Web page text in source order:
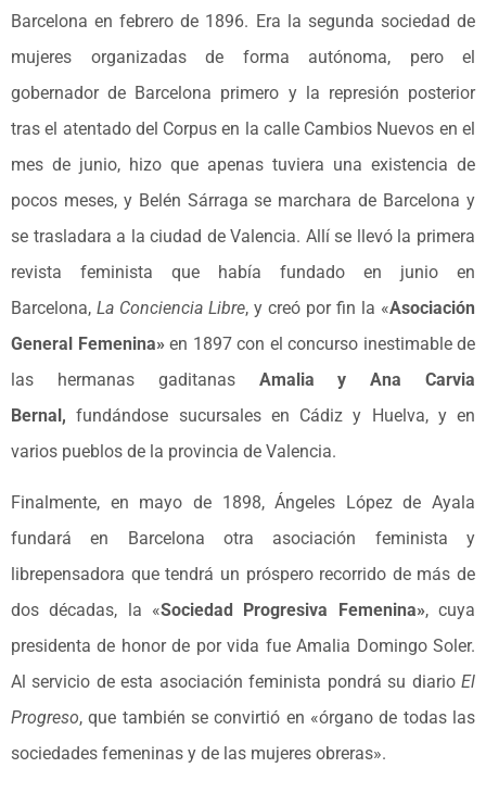
Barcelona en febrero de 1896. Era la segunda sociedad de
mujeres organizadas de forma autónoma, pero el
gobernador de Barcelona primero y la represión posterior
tras el atentado del Corpus en la calle Cambios Nuevos en el
mes de junio, hizo que apenas tuviera una existencia de
pocos meses, y Belén Sárraga se marchara de Barcelona y
se trasladara a la ciudad de Valencia. Allí se llevó la primera
revista feminista que había fundado en junio en
Barcelona, La Conciencia Libre, y creó por fin la «Asociación
General Femenina»en 1897 con el concurso inestimable de
las hermanas gaditanas Amalia y Ana Carvia
Bernal,fundándose sucursales en Cádiz y Huelva, y en
varios pueblos de la provincia de Valencia.
Finalmente, en mayo de 1898, Ángeles López de Ayala
fundará en Barcelona otra asociación feminista y
librepensadora que tendrá un próspero recorrido de más de
dos décadas, la «Sociedad Progresiva Femenina», cuya
presidenta de honor de por vida fue Amalia Domingo Soler.
Al servicio de esta asociación feminista pondrá su diario El
Progreso, que también se convirtió en «órgano de todas las
sociedades femeninas y de las mujeres obreras».